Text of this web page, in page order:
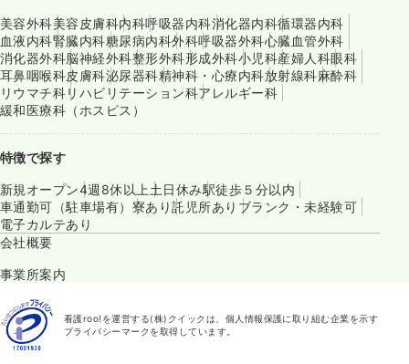
美容外科美容皮膚科内科呼吸器内科消化器内科循環器内科
血液内科腎臓内科糖尿病内科外科呼吸器外科心臓血管外科
消化器外科脳神経外科整形外科形成外科小児科産婦人科眼科
耳鼻咽喉科皮膚科泌尿器科精神科・心療内科放射線科麻酔科
リウマチ科リハビリテーション科アレルギー科
緩和医療科（ホスピス）
特徴で探す
新規オープン4週8休以上 土日休み駅徒歩５分以内
車通勤可（駐車場有） 寮あり託児所あり ブランク・未経験可
電子カルテあり
会社概要
事業所案内
看護roo!を運営する(株)クイックは、個人情報保護に取り組む企業を示す
プライバシーマークを取得しています。